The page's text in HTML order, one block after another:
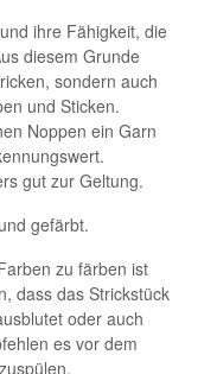
ihre Fähigkeit, die
diesem Grunde
sondern auch
und Sticken.
Noppen ein Garn
gut zur Geltung.
gefärbt.
zu färben ist
dass das Strickstück
oder auch
es vor dem